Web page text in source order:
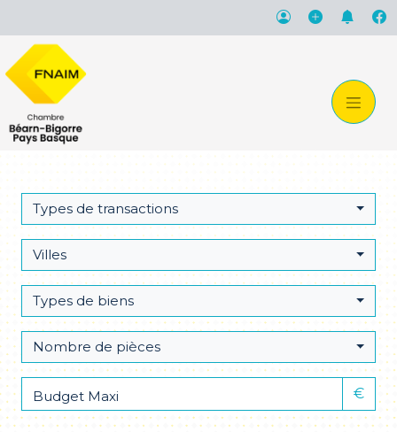
Types de transactions
Villes
Types de biens
Nombre de pièces
€